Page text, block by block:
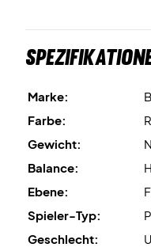
Marke:
Farbe:
Gewicht:
Balance:
Ebene:
Spieler-Typ:
Geschlecht: